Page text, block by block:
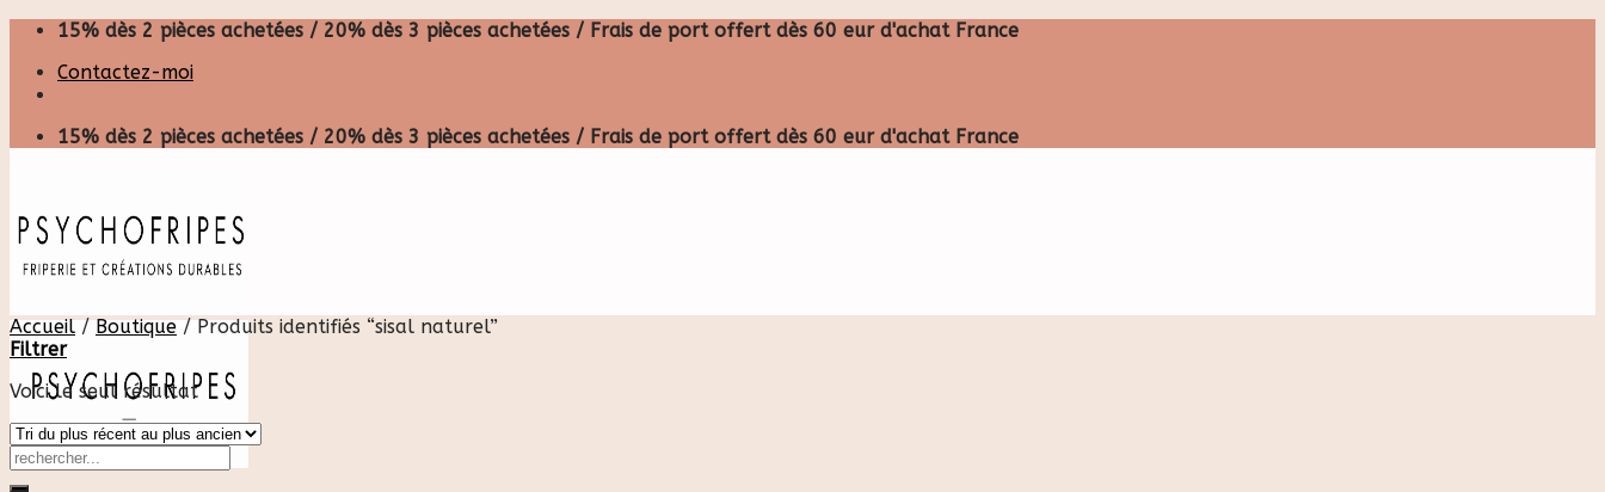
Skip
content
15% dès 2 pièces achetées / 20% dès 3 pièces achetées / Frais de port offert dès 60 eur d'achat France
Contactez-moi
15% dès 2 pièces achetées / 20% dès 3 pièces achetées / Frais de port offert dès 60 eur d'achat France
Accueil / Boutique /Produits identifiés “sisal naturel”
Filtrer
Voici le seul résultat